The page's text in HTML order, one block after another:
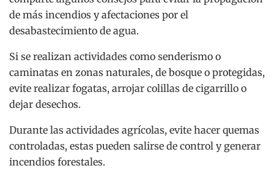
de más incendios y afectaciones por el
desabastecimiento de agua.
Si se realizan actividades como senderismo o
caminatas en zonas naturales, de bosque o protegidas,
evite realizar fogatas, arrojar colillas de cigarrillo o
dejar desechos.
Durante las actividades agrícolas, evite hacer quemas
controladas, estas pueden salirse de control y generar
incendios forestales.